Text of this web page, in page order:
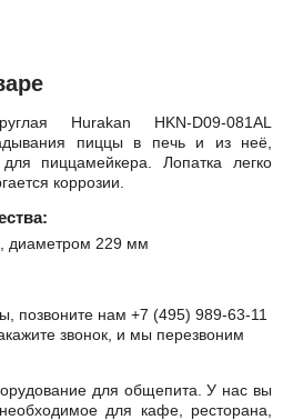
Hurakan HKN-D09-081AL
пиццы в печь и из неё,
пиццамейкера. Лопатка легко
коррозии.
диаметром 229 мм
позвоните нам +7 (495) 989-63-11
звонок, и мы перезвоним
для общепита. У нас вы
для кафе, ресторана,